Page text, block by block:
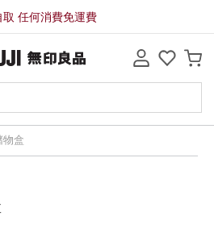
取 任何消費免運費
物盒